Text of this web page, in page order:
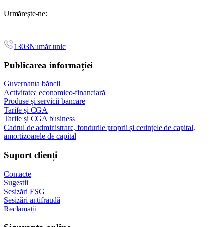
Urmărește-ne:
1303Număr unic
Publicarea informației
Guvernanța băncii
Activitatea economico-financiară
Produse și servicii bancare
Tarife și CGA
Tarife și CGA business
Cadrul de administrare, fondurile proprii și cerințele de capital,
amortizoarele de capital
Suport clienți
Contacte
Sugestii
Sesizări ESG
Sesizări antifraudă
Reclamații